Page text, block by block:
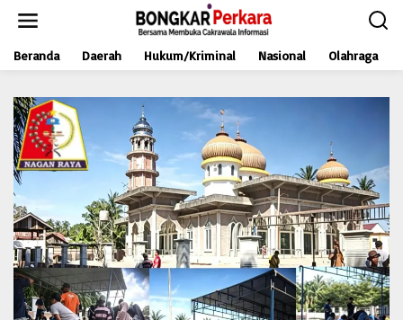
t
Beranda Daerah Hukum/Kriminal Nasional Olahraga